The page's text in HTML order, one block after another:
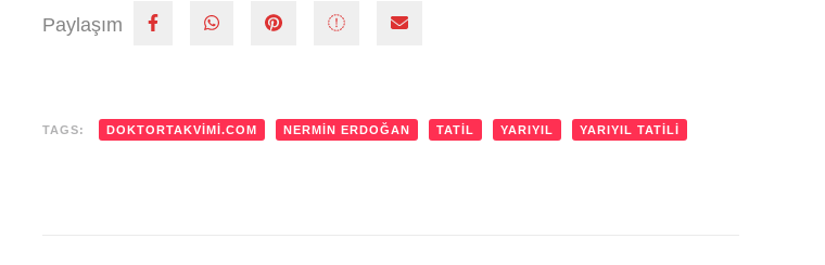
Paylaşım
TAGS: DOKTORTAKVIMI.COM NERMIN ERDOĞAN TATIL YARIYIL YARIYIL TATILI